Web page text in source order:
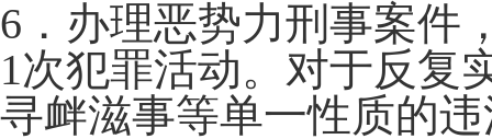
6．办理恶势力刑事案件
1次犯罪活动。对于反复
寻衅滋事等单一性质的